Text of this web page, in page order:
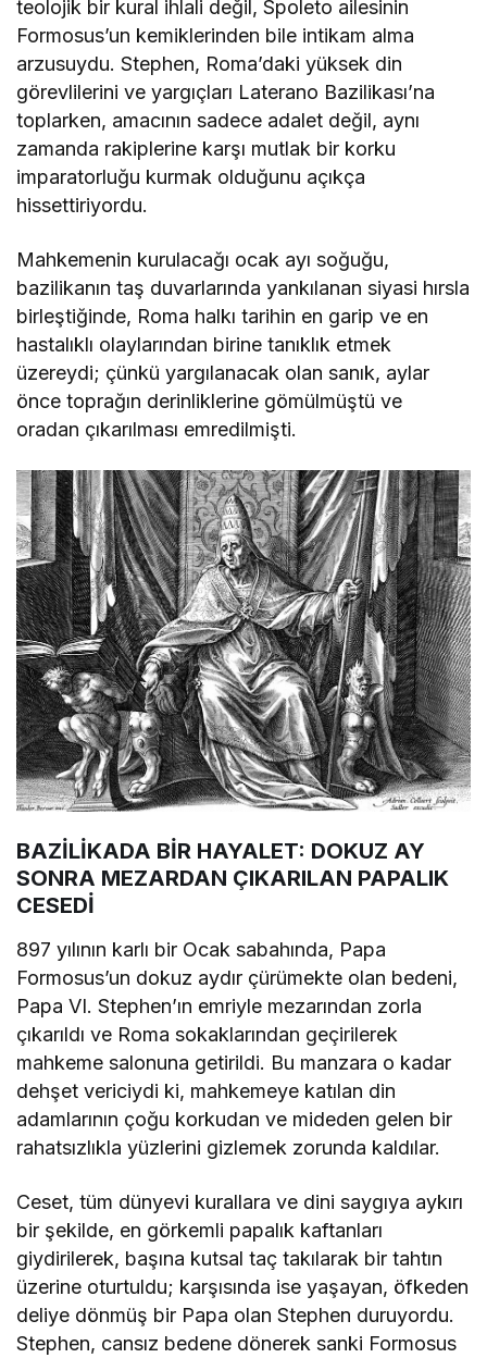
teolojik bir kural ihlali değil, Spoleto ailesinin
Formosus’un kemiklerinden bile intikam alma
arzusuydu. Stephen, Roma’daki yüksek din
görevlilerini ve yargıçları Laterano Bazilikası’na
toplarken, amacının sadece adalet değil, aynı
zamanda rakiplerine karşı mutlak bir korku
imparatorluğu kurmak olduğunu açıkça
hissettiriyordu.
Mahkemenin kurulacağı ocak ayı soğuğu,
bazilikanın taş duvarlarında yankılanan siyasi hırsla
birleştiğinde, Roma halkı tarihin en garip ve en
hastalıklı olaylarından birine tanıklık etmek
üzereydi; çünkü yargılanacak olan sanık, aylar
önce toprağın derinliklerine gömülmüştü ve
oradan çıkarılması emredilmişti.
BAZİLİKADA BİR HAYALET: DOKUZ AY
SONRA MEZARDAN ÇIKARILAN PAPALIK
CESEDİ
897 yılının karlı bir Ocak sabahında, Papa
Formosus’un dokuz aydır çürümekte olan bedeni,
Papa VI. Stephen’ın emriyle mezarından zorla
çıkarıldı ve Roma sokaklarından geçirilerek
mahkeme salonuna getirildi. Bu manzara o kadar
dehşet vericiydi ki, mahkemeye katılan din
adamlarının çoğu korkudan ve mideden gelen bir
rahatsızlıkla yüzlerini gizlemek zorunda kaldılar.
Ceset, tüm dünyevi kurallara ve dini saygıya aykırı
bir şekilde, en görkemli papalık kaftanları
giydirilerek, başına kutsal taç takılarak bir tahtın
üzerine oturtuldu; karşısında ise yaşayan, öfkeden
deliye dönmüş bir Papa olan Stephen duruyordu.
Stephen, cansız bedene dönerek sanki Formosus